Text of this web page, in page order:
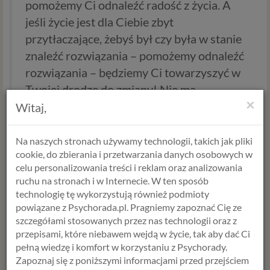
pomożemy Ci odnaleźć radość z życia. A
jeśli życie jest dla Ciebie zbyt
przytłaczające, żebyś był czy była w stanie
znaleźć rozwiązania – pomożemy odnaleźć
rozwiązania – będziemy Ci towarzyszyć w
Twojej drodze do zmiany! Nie ma
znaczenia czego zmiana ma dotyczyć…
Ucichły już fajerwerki, głosy z
życzeniami… Teraz już każdy został sam ze
swoimi przemyśleniami… Jakie są Twoje?
Z czym kończysz ubiegły rok? My z
nadzieją, że pomożemy jeszcze większej
liczbie osób. A TY?
Alicja Krawczyk
psycholog >
×
Witaj,
Na naszych stronach używamy technologii, takich jak pliki
cookie, do zbierania i przetwarzania danych osobowych w
celu personalizowania treści i reklam oraz analizowania
ruchu na stronach i w Internecie. W ten sposób
technologię tę wykorzystują również podmioty
powiązane z Psychorada.pl. Pragniemy zapoznać Cię ze
szczegółami stosowanych przez nas technologii oraz z
przepisami, które niebawem wejdą w życie, tak aby dać Ci
pełną wiedzę i komfort w korzystaniu z Psychorady.
Zapoznaj się z poniższymi informacjami przed przejściem